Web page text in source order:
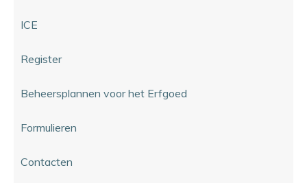
ICE
Register
Beheersplannen voor het Erfgoed
Formulieren
Contacten